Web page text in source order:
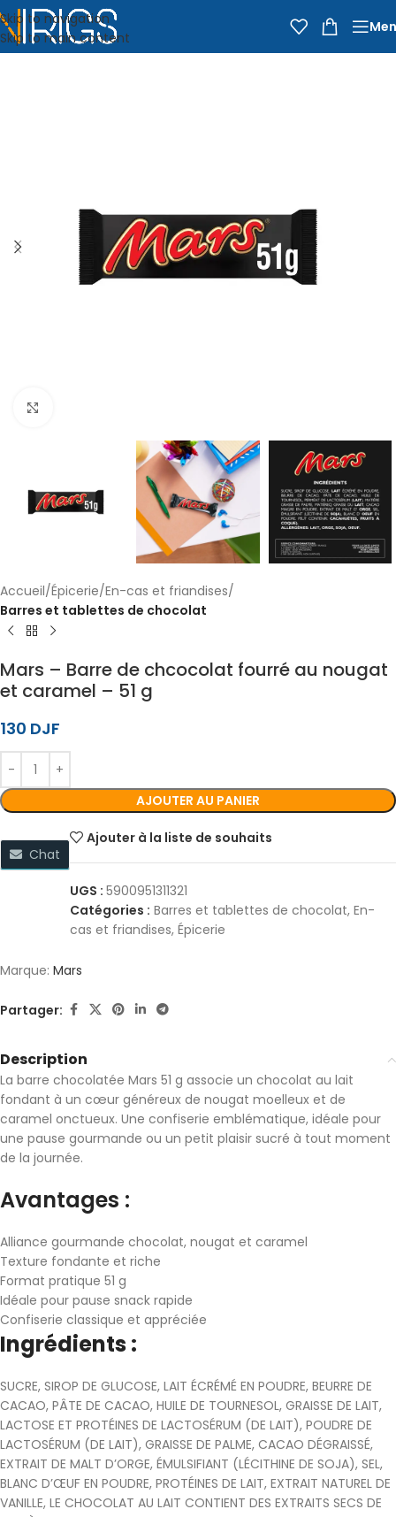
Skip to navigation
Skip to main content
Accueil Épicerie En-cas et friandises
Barres et tablettes de chocolat
Mars – Barre de chcocolat fourré au nougat
et caramel – 51 g
130 DJF
AJOUTER AU PANIER
Ajouter à la liste de souhaits
Chat
UGS : 5900951311321
Catégories : Barres et tablettes de chocolat, En-
cas et friandises, Épicerie
Marque: Mars
Partager:
Description
La barre chocolatée Mars 51 g associe un chocolat au lait
fondant à un cœur généreux de nougat moelleux et de
caramel onctueux. Une confiserie emblématique, idéale pour
une pause gourmande ou un petit plaisir sucré à tout moment
de la journée.
Avantages :
Alliance gourmande chocolat, nougat et caramel
Texture fondante et riche
Format pratique 51 g
Idéale pour pause snack rapide
Confiserie classique et appréciée
Ingrédients :
SUCRE, SIROP DE GLUCOSE, LAIT ÉCRÉMÉ EN POUDRE, BEURRE DE
CACAO, PÂTE DE CACAO, HUILE DE TOURNESOL, GRAISSE DE LAIT,
LACTOSE ET PROTÉINES DE LACTOSÉRUM (DE LAIT), POUDRE DE
LACTOSÉRUM (DE LAIT), GRAISSE DE PALME, CACAO DÉGRAISSÉ,
EXTRAIT DE MALT D’ORGE, ÉMULSIFIANT (LÉCITHINE DE SOJA), SEL,
BLANC D’ŒUF EN POUDRE, PROTÉINES DE LAIT, EXTRAIT NATUREL DE
VANILLE, LE CHOCOLAT AU LAIT CONTIENT DES EXTRAITS SECS DE